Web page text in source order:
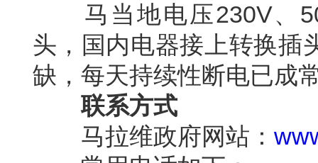
马当地电压230V、
头，国内电器接上转换插
缺，每天持续性断电已成
联系方式
马拉维政府网站：